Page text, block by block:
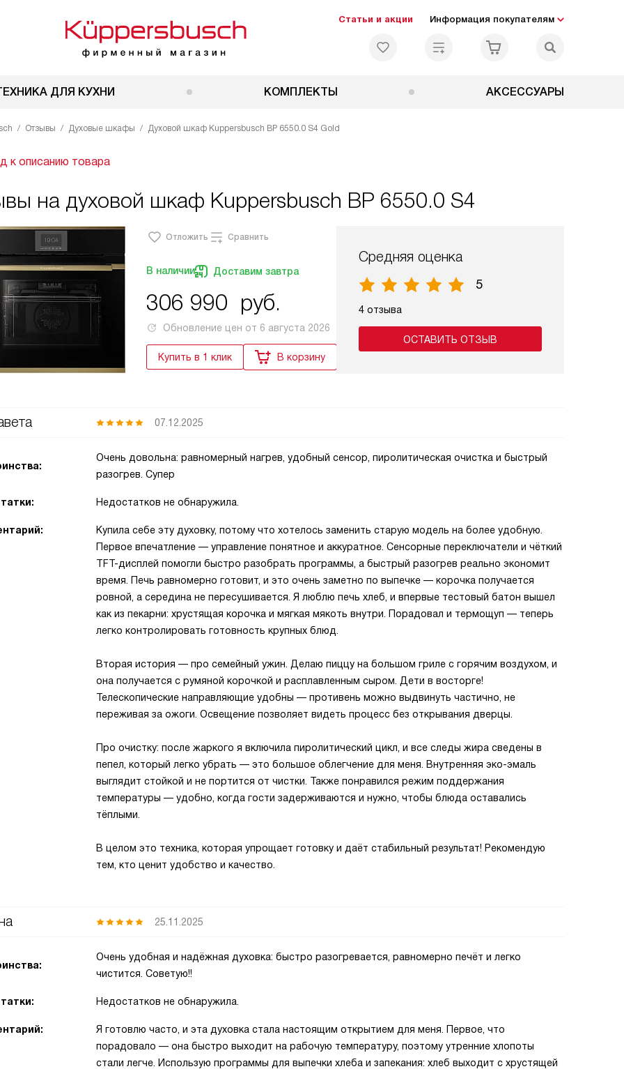
Статьи и акции Информация покупателям
ДЛЯ КУХНИ КОМПЛЕКТЫ АКСЕССУАРЫ
Отзывы Духовые шкафы Духовой шкаф Kuppersbusch BP 6550.0 S4 Gold
к описанию товара
на духовой шкаф Kuppersbusch BP 6550.0 S4
Отложить Сравнить
В наличии Доставим завтра
306 990 руб.
Обновление цен от 6 августа 2026
Купить в 1 клик В корзину
Средняя оценка
5
4 отзыва
ОСТАВИТЬ ОТЗЫВ
07.12.2025
Очень довольна: равномерный нагрев, удобный сенсор, пиролитическая очистка и быстрый
разогрев. Супер
Недостатков не обнаружила.
Купила себе эту духовку, потому что хотелось заменить старую модель на более удобную.
Первое впечатление — управление понятное и аккуратное. Сенсорные переключатели и чёткий
TFT-дисплей помогли быстро разобрать программы, а быстрый разогрев реально экономит
время. Печь равномерно готовит, и это очень заметно по выпечке — корочка получается
ровной, а середина не пересушивается. Я люблю печь хлеб, и впервые тестовый батон вышел
как из пекарни: хрустящая корочка и мягкая мякоть внутри. Порадовал и термощуп — теперь
легко контролировать готовность крупных блюд.
Вторая история — про семейный ужин. Делаю пиццу на большом гриле с горячим воздухом, и
она получается с румяной корочкой и расплавленным сыром. Дети в восторге!
Телескопические направляющие удобны — противень можно выдвинуть частично, не
переживая за ожоги. Освещение позволяет видеть процесс без открывания дверцы.
Про очистку: после жаркого я включила пиролитический цикл, и все следы жира сведены в
пепел, который легко убрать — это большое облегчение для меня. Внутренняя эко-эмаль
выглядит стойкой и не портится от чистки. Также понравился режим поддержания
температуры — удобно, когда гости задерживаются и нужно, чтобы блюда оставались
тёплыми.
В целом это техника, которая упрощает готовку и даёт стабильный результат! Рекомендую
тем, кто ценит удобство и качество.
25.11.2025
Очень удобная и надёжная духовка: быстро разогревается, равномерно печёт и легко
чистится. Советую!!
Недостатков не обнаружила.
Я готовлю часто, и эта духовка стала настоящим открытием для меня. Первое, что
порадовало — она быстро выходит на рабочую температуру, поэтому утренние хлопоты
стали легче. Использую программы для выпечки хлеба и запекания: хлеб выходит с хрустящей